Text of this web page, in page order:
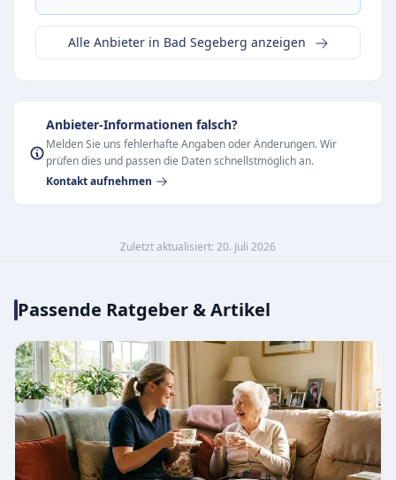
Alle Anbieter in Bad Segeberg anzeigen
Anbieter-Informationen falsch?
Melden Sie uns fehlerhafte Angaben oder Änderungen. Wir
prüfen dies und passen die Daten schnellstmöglich an.
Kontakt aufnehmen
Zuletzt aktualisiert: 20. Juli 2026
Passende Ratgeber & Artikel